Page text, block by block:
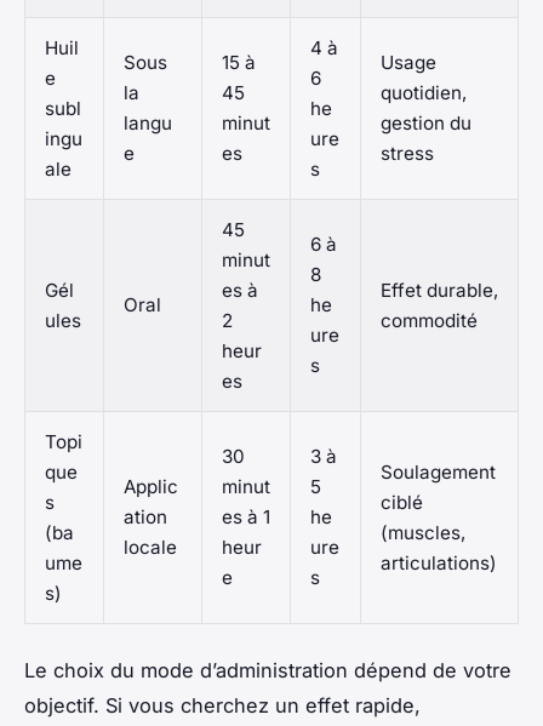
Huil
e
subl
ingu
ale
Sous
la
langu
e
15 à
45
minut
es
4 à
6
he
ure
s
Usage
quotidien,
gestion du
stress
Gél
ules
Oral
45
minut
es à
2
heur
es
6 à
8
he
ure
s
Effet durable,
commodité
Topi
que
s
(ba
ume
s)
Applic
ation
locale
30
minut
es à 1
heur
e
3 à
5
he
ure
s
Soulagement
ciblé
(muscles,
articulations)
Le choix du mode d’administration dépend de votre
objectif. Si vous cherchez un effet rapide,